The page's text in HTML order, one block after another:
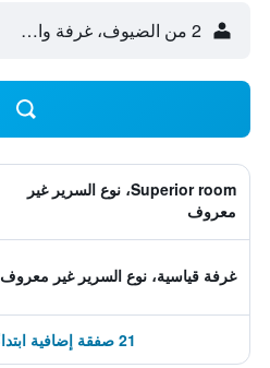
2 من الضيوف، غرفة واحدة
Superior room، نوع السرير غير
معروف
غرفة قياسية، نوع السرير غير معروف
21 صفقة إضافية ابتداءً من 234 ﷼